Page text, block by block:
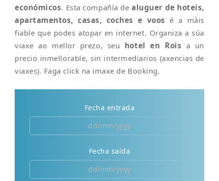
económicos. Esta compañía dealuguer de hoteis,
apartamentos, casas, coches e voos é a máis
fiable que podes atopar en internet. Organiza a súa
viaxe ao mellor prezo, seu hotel en Rois a un
precio inmellorable, sin intermediarios (axencias de
viaxes). Faga click na imaxe de Booking.
Fecha entrada
Fecha saída